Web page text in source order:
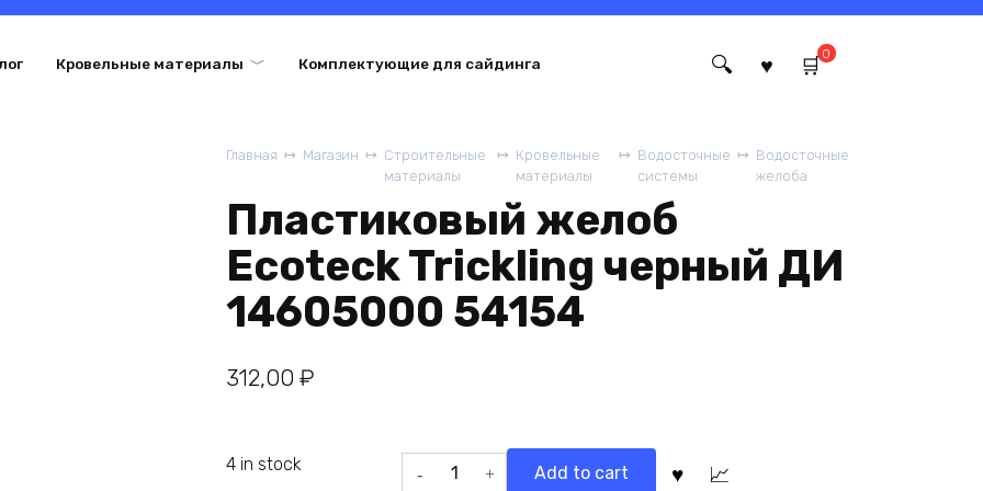
Кровельные материалы Комплектующие для сайдинга
0
Главная Магазин
Строительные
материалы
Кровельные
материалы
Водосточные
системы
Водосточные
желоба
Пластиковый желоб
Ecoteck Trickling черный ДИ
14605000 54154
312,00 ₽
4 in stock
Пластиковый
Add to cart